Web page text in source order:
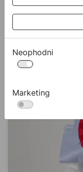
Neophodni
Marketing